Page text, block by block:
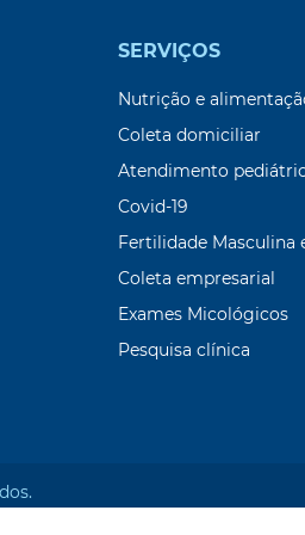
SERVIÇOS
Nutrição e
Coleta domiciliar
Atendimento
Covid-19
Fertilidade Masculina
Coleta empresarial
Exames Micológicos
Pesquisa clínica